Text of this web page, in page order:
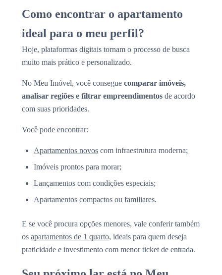
Como encontrar o apartamento
ideal para o meu perfil?
Hoje, plataformas digitais tornam o processo de busca
muito mais prático e personalizado.
No Meu Imóvel, você consegue comparar imóveis,
analisar regiões e filtrar empreendimentos de acordo
com suas prioridades.
Você pode encontrar:
Apartamentos novos com infraestrutura moderna;
Imóveis prontos para morar;
Lançamentos com condições especiais;
Apartamentos compactos ou familiares.
E se você procura opções menores, vale conferir também
os apartamentos de 1 quarto, ideais para quem deseja
praticidade e investimento com menor ticket de entrada.